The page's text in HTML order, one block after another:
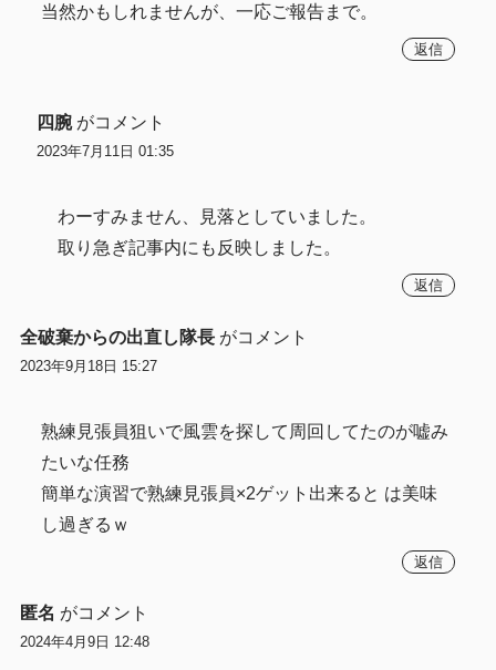
当然かもしれませんが、一応ご報告まで。
返信
四腕 がコメント
2023年7月11日 01:35
わーすみません、見落としていました。
取り急ぎ記事内にも反映しました。
返信
全破棄からの出直し隊長 がコメント
2023年9月18日 15:27
熟練見張員狙いで風雲を探して周回してたのが嘘み
たいな任務
簡単な演習で熟練見張員×2ゲット出来ると は美味
し過ぎるｗ
返信
匿名 がコメント
2024年4月9日 12:48